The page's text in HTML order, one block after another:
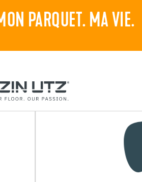
PARQUET. MA VIE.